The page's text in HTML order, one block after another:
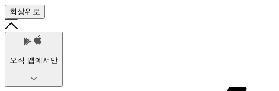
최상위로
오직 앱에서만